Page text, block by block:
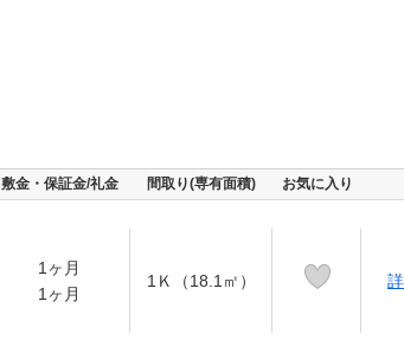
敷金・保証金/礼金 間取り(専有面積) お気に入り
1ヶ月
1ヶ月
1Ｋ（18.1㎡）